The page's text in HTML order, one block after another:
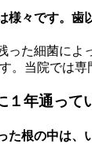
様々です。歯
った細菌によ
。当院では
年通って
た根の中は、